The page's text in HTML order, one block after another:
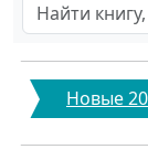
Новые 20